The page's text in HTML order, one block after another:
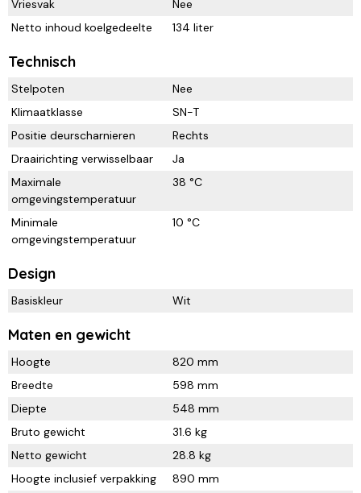
Vriesvak
Nee
Netto inhoud koelgedeelte
134 liter
Technisch
Stelpoten
Nee
Klimaatklasse
SN-T
Positie deurscharnieren
Rechts
Draairichting verwisselbaar
Ja
Maximale
omgevingstemperatuur
38 °C
Minimale
omgevingstemperatuur
10 °C
Design
Basiskleur Wit
Maten en gewicht
Hoogte
820 mm
Breedte
598 mm
Diepte
548 mm
Bruto gewicht
31.6 kg
Netto gewicht
28.8 kg
Hoogte inclusief verpakking
890 mm